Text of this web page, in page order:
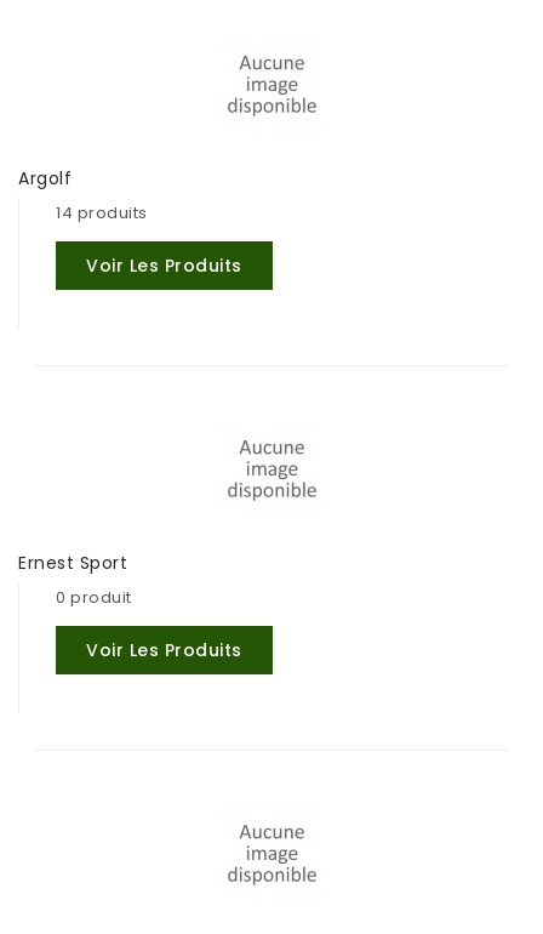
Argolf
14 produits
Voir Les Produits
Ernest Sport
0 produit
Voir Les Produits